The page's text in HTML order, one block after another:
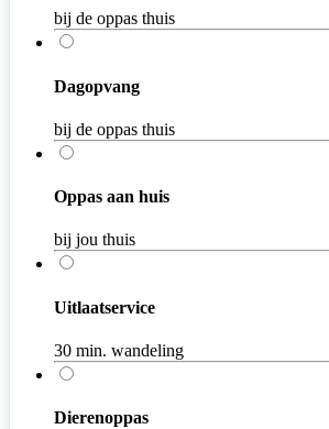
bij de oppas thuis
Dagopvang
bij de oppas thuis
Oppas aan huis
bij jou thuis
Uitlaatservice
30 min. wandeling
Dierenoppas